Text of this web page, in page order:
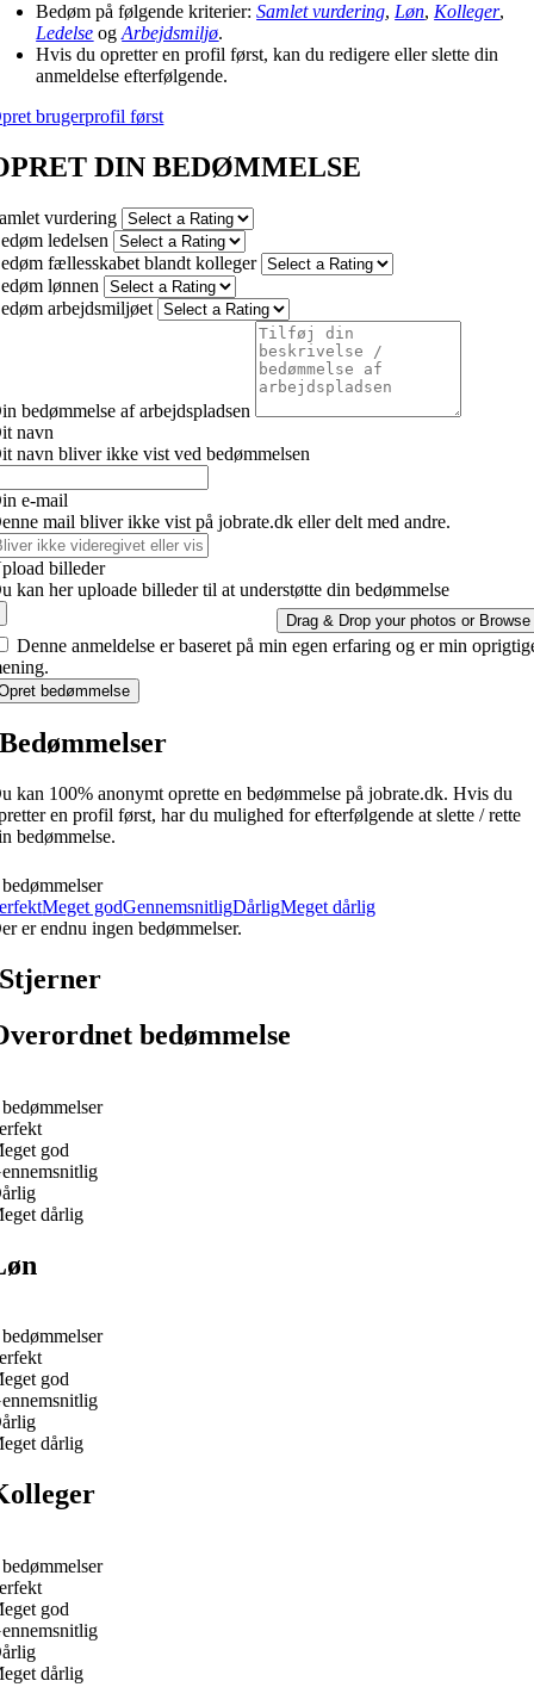
Bedøm på følgende kriterier:Samlet vurdering, Løn, Kolleger,
Ledelse ogArbejdsmiljø.
Hvis du opretter en profil først, kan du redigere eller slette din
anmeldelse efterfølgende.
brugerprofil først
DIN BEDØMMELSE
vurdering
ledelsen
fællesskabet blandt kolleger
lønnen
arbejdsmiljøet
bedømmelse af arbejdspladsen
navn
navn bliver ikke vist ved bedømmelsen
e-mail
mail bliver ikke vist på jobrate.dk eller delt med andre.
billeder
kan her uploade billeder til at understøtte din bedømmelse
Drag & Drop your photos or Browse
Denne anmeldelse er baseret på min egen erfaring og er min
bedømmelse
Bedømmelser
kan 100% anonymt oprette en bedømmelse på jobrate.dk. Hvis du
en profil først, har du mulighed for efterfølgende at slette / rette
bedømmelse.
Meget godGennemsnitligDårligMeget dårlig
er endnu ingen bedømmelser.
Stjerner
bedømmelse
god
dårlig
god
dårlig
god
dårlig